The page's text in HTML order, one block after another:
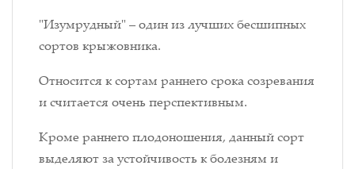
"Изумрудный" – один из лучших бесшипных
сортов крыжовника.
Относится к сортам раннего срока созревания
и считается очень перспективным.
Кроме раннего плодоношения, данный сорт
выделяют за устойчивость к болезням и